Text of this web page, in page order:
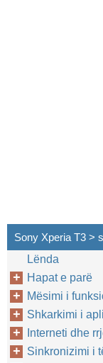
Sony Xperia T3 >
Lënda
Hapat e parë
Mësimi i
Shkarkimi i
Interneti dhe
Sinkronizimi i